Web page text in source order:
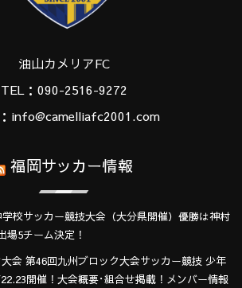
油山カメリアFC
TEL：090-2516-9272
info@camelliafc2001.com
福岡サッカー情報
校サッカー競技大会（大分県開催）優勝は神村
場5チーム決定！
会 第46回九州ブロック大会サッカー競技 少年
開催！大会概要･組合せ掲載！メンバー情報